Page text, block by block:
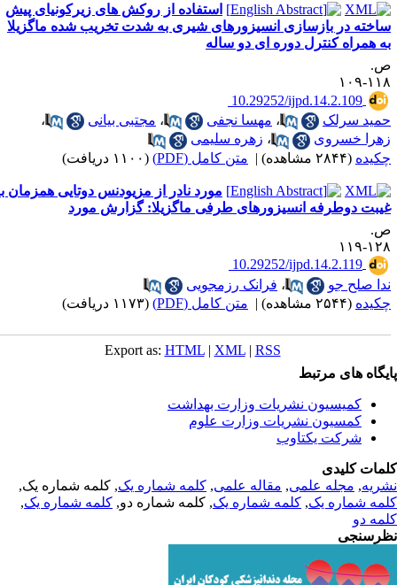
استفاده از روکش های زیرکونیای پیش
در بازسازی انسیزورهای شیری به شدت تخریب شده ماگزیلا
همراه کنترل دوره ای دو ساله
۱۰۹
‎ 10.29252/ijpd.14.2.109
سرلک
،مهسا نجفی ،مجتبی بیانی
،
خسروی
،زهره سلیمی
(۲۸۴۴ مشاهده) | متن کامل (PDF) (۱۱۰۰ دریافت)
مورد نادر از مزیودنس دوتایی همزمان با
دوطرفه انسیزورهای طرفی ماگزیلا: گزارش مورد
۱۱۹
‎ 10.29252/ijpd.14.2.119
صلح جو
،فرانک رزمجویی
(۲۵۴۴ مشاهده) | متن کامل (PDF) (۱۱۷۳ دریافت)
Export as:HTML |XML|RSS
های مرتبط
کمیسیون نشریات وزارت بهداشت
کمسیون نشریات وزارت علوم
شرکت یکتاوب
کلیدی
,مجله علمی, مقاله علمی, کلمه شماره یک, کلمه شماره یک,
شماره یک,کلمه شماره یک, کلمه شماره دو,کلمه شماره یک,
دو